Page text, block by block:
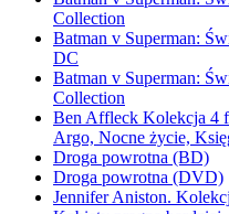
Collection
Batman v Superman:
DC
Batman v Superman:
Collection
Ben Affleck Kolekcja 4
Argo, Nocne życie,
Droga powrotna (BD)
Droga powrotna (DVD)
Jennifer Aniston.